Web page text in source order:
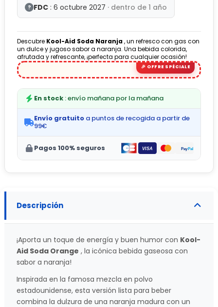
? FDC : 6 octubre 2027 · dentro de 1 año
Descubre Kool-Aid Soda Naranja, un refresco con gas con
un dulce y jugoso sabor a naranja. Una bebida colorida,
afrutada y refrescante, ¡perfecta para cualquier ocasión!
En stock : envío mañana por la mañana
Envío gratuito a puntos de recogida a partir de
99€
Pagos 100% seguros
Descripción
¡Aporta un toque de energía y buen humor con Kool-
Aid Soda Orange , la icónica bebida gaseosa con
sabor a naranja!
Inspirada en la famosa mezcla en polvo
estadounidense, esta versión lista para beber
combina la dulzura de una naranja madura con un